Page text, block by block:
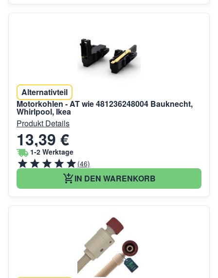
Alternativteil
Motorkohlen - AT wie 481236248004 Bauknecht,
Whirlpool, Ikea
Produkt Details
13,39 €
1-2 Werktage
(46)
IN DEN WARENKORB